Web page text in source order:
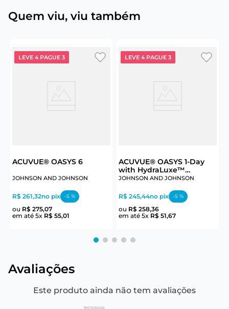
Quem viu, viu também
LEVE 4 PAGUE 3
ACUVUE® OASYS 6
JOHNSON AND JOHNSON
R$ 261,32no pix -5 %
ou R$ 275,07
em até 5x R$ 55,01
LEVE 4 PAGUE 3
ACUVUE® OASYS 1-Day
with HydraLuxe™
Technology 30
JOHNSON AND JOHNSON
R$ 245,44no pix -5 %
ou R$ 258,36
em até 5x R$ 51,67
Avaliações
Este produto ainda não tem avaliações